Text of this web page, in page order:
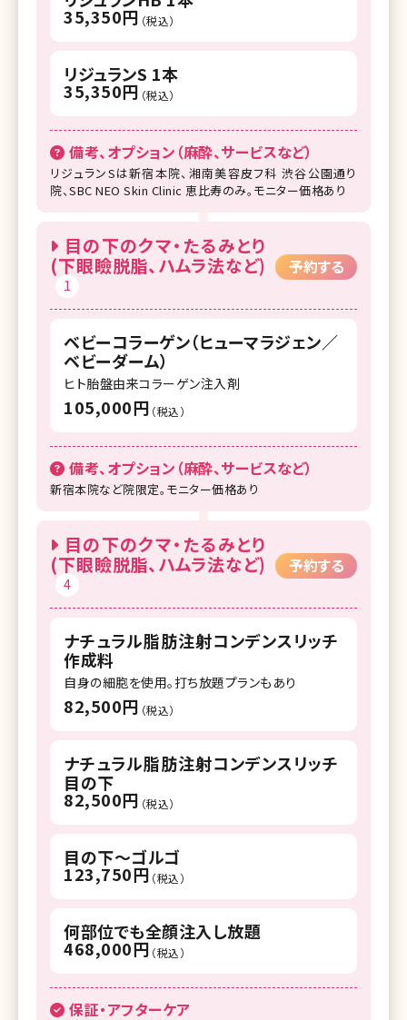
35,350円 （税込）
リジュランS 1本
35,350円 （税込）
備考、オプション（麻酔、サービスなど）
リジュランSは新宿本院、湘南美容皮フ科 渋谷公園通り
院、SBC NEO Skin Clinic 恵比寿のみ。モニター価格あり
目の下のクマ・たるみとり
(下眼瞼脱脂、ハムラ法など)
1
予約する
ベビーコラーゲン（ヒューマラジェン／
ベビーダーム）
ヒト胎盤由来コラーゲン注入剤
105,000円 （税込）
備考、オプション（麻酔、サービスなど）
新宿本院など院限定。モニター価格あり
目の下のクマ・たるみとり
(下眼瞼脱脂、ハムラ法など)
4
予約する
ナチュラル脂肪注射コンデンスリッチ
作成料
自身の細胞を使用。打ち放題プランもあり
82,500円 （税込）
ナチュラル脂肪注射コンデンスリッチ
目の下
82,500円 （税込）
目の下～ゴルゴ
123,750円 （税込）
何部位でも全顔注入し放題
468,000円 （税込）
保証・アフターケア